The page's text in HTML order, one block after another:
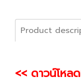
Product
<< ดาวน์โหล